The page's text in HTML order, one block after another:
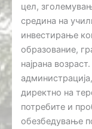
цел,
средина на
инвестирање
образование,
најрана
директно на
потребите и
обезбедување